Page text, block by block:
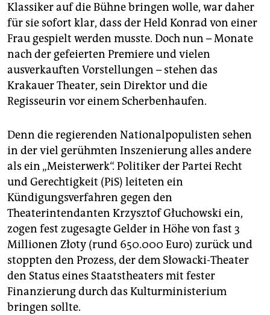
Klassiker auf die Bühne bringen wolle, war daher
für sie sofort klar, dass der Held Konrad von einer
Frau gespielt werden musste. Doch nun – Monate
nach der gefeierten Premiere und vielen
ausverkauften Vorstellungen – stehen das
Krakauer Theater, sein Direktor und die
Regisseurin vor einem Scherbenhaufen.
Denn die regierenden Nationalpopulisten sehen
in der viel gerühmten Inszenierung alles andere
als ein „Meisterwerk“. Politiker der Partei Recht
und Gerechtigkeit (PiS) leiteten ein
Kündigungsverfahren gegen den
Theaterintendanten Krzysz­tof Głuchowski ein,
zogen fest zugesagte Gelder in Höhe von fast 3
Millionen Złoty (rund 650.000 Euro) zurück und
stoppten den Prozess, der dem Słowacki-Theater
den Status eines Staatstheaters mit fester
Finanzierung durch das Kulturministerium
bringen sollte.